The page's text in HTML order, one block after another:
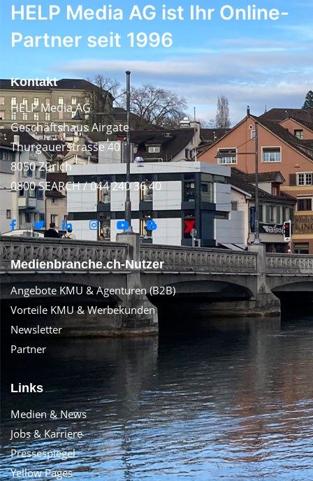
HELP Media AG ist Ihr Online-
Partner seit 1996
Kontakt
HELP Media AG
Geschäftshaus Airgate
Thurgauerstrasse 40
8050 Zürich
0800 SEARCH / 044 240 36 40
Medienbranche.ch-Nutzer
Angebote KMU & Agenturen (B2B)
Vorteile KMU & Werbekunden
Newsletter
Partner
Links
Medien & News
Jobs & Karriere
Pressespiegel
Yellow Pages